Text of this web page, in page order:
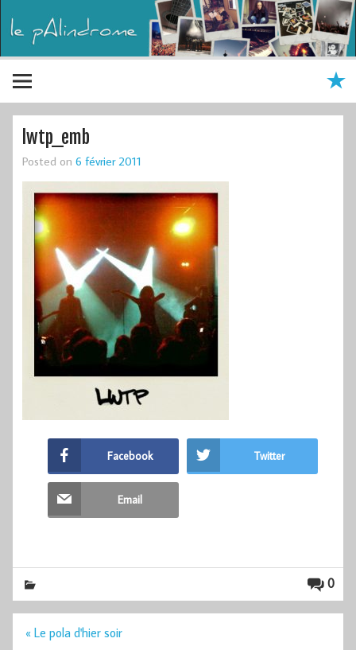
lwtp_emb
Posted on 6 février 2011
Facebook Twitter
Email
0
Navigation
« Le pola d'hier soir